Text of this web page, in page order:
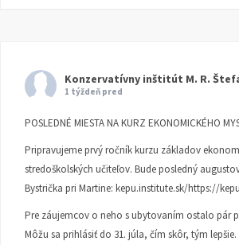
Konzervatívny inštitút M. R.
1 týždeň pred
POSLEDNÉ MIESTA NA KURZ EKONOMICKÉHO
Pripravujeme prvý ročník kurzu základov
stredoškolských učiteľov. Bude posledný
Bystrička pri Martine: kepu.institute.sk/https://
Pre záujemcov o neho s ubytovaním ostalo pár
Môžu sa prihlásiť do 31. júla, čím skôr, tým lepšie.